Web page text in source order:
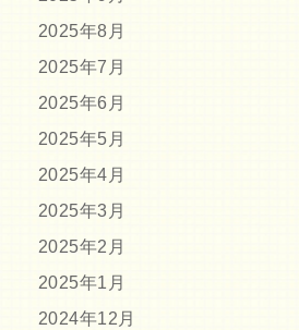
2025年8月
2025年7月
2025年6月
2025年5月
2025年4月
2025年3月
2025年2月
2025年1月
2024年12月